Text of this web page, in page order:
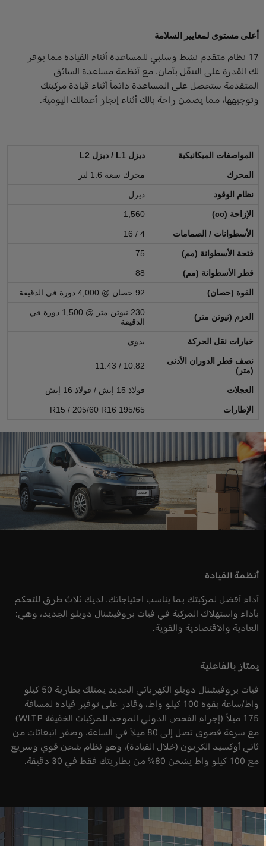
أعلى مستوى لمعايير السلامة
17 نظام متقدم نشط وسلبي للمساعدة أثناء القيادة مما يوفر
لك القدرة على التنقّل بأمان. مع أنظمة مساعدة السائق
المتقدمة ستحصل على المساعدة دائماً أثناء قيادة مركبتك
وتوجيهها، مما يضمن راحة بالك أثناء إنجاز أعمالك اليومية.
المواصفات الميكانيكية ديزل L1 / ديزل L2
المحرك محرك سعة 1.6 لتر
نظام الوقود ديزل
الإزاحة (cc) 1,560
الأسطوانات / الصمامات 4 / 16
فتحة الأسطوانة (مم) 75
قطر الأسطوانة (مم) 88
القوة (حصان) 92 حصان @ 4,000 دورة في الدقيقة
العزم (نيوتن متر)
230 نيوتن متر @ 1,500 دورة في
الدقيقة
خيارات نقل الحركة يدوي
نصف قطر الدوران الأدنى
(متر)
10.82 / 11.43
العجلات فولاذ 15 إنش / فولاذ 16 إنش
الإطارات R15 / 205/60 R16 195/65
أنظمة القيادة
أداء أفضل لمركبتك بما يناسب احتياجاتك. لديك ثلاث طرق للتحكم
بأداء واستهلاك المركبة في فيات بروفيشنال دوبلو الجديد، وهي:
العادية والاقتصادية والقوية.
يمتاز بالفاعلية
فيات بروفيشنال دوبلو الكهربائي الجديد يمتلك بطارية 50 كيلو
واط/ساعة بقوة 100 كيلو واط، وقادر على توفير قيادة لمسافة
175 ميلاً (إجراء الفحص الدولي الموحد للمركبات الخفيفة WLTP)
مع سرعة قصوى تصل إلى 80 ميلاً في الساعة، وصفر انبعاثات من
ثاني أوكسيد الكربون (خلال القيادة)، وهو نظام شحن قوي وسريع
مع 100 كيلو واط يشحن 80% من بطاريتك فقط في 30 دقيقة.